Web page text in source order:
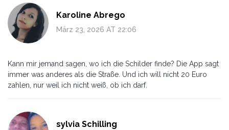
Karoline Abrego
März 23, 2026 AT 22:06
Kann mir jemand sagen, wo ich die Schilder finde? Die App sagt
immer was anderes als die Straße. Und ich will nicht 20 Euro
zahlen, nur weil ich nicht weiß, ob ich darf.
sylvia Schilling